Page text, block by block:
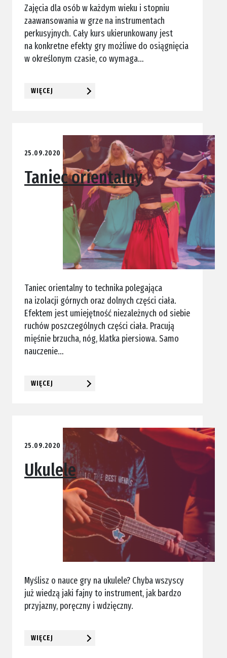
Zajęcia dla osób w każdym wieku i stopniu
zaawansowania w grze na instrumentach
perkusyjnych. Cały kurs ukierunkowany jest
na konkretne efekty gry możliwe do osiągnięcia
w określonym czasie, co wymaga…
WIĘCEJ
25.09.2020
Taniec orientalny
Taniec orientalny to technika polegająca
na izolacji górnych oraz dolnych części ciała.
Efektem jest umiejętność niezależnych od siebie
ruchów poszczególnych części ciała. Pracują
mięśnie brzucha, nóg, klatka piersiowa. Samo
nauczenie…
WIĘCEJ
25.09.2020
Ukulele
Myślisz o nauce gry na ukulele? Chyba wszyscy
już wiedzą jaki fajny to instrument, jak bardzo
przyjazny, poręczny i wdzięczny.
WIĘCEJ